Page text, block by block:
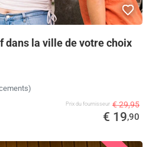
dans la ville de votre choix
Prix ​​du fournisseur € 29,95
€ 19,90